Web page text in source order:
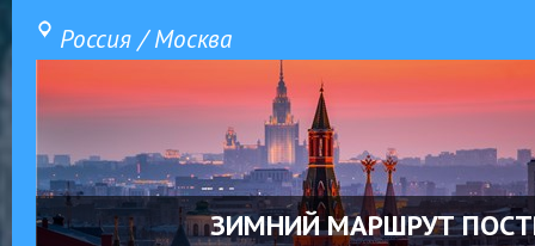
Россия / Москва
ЗИМНИЙ МАРШРУТ